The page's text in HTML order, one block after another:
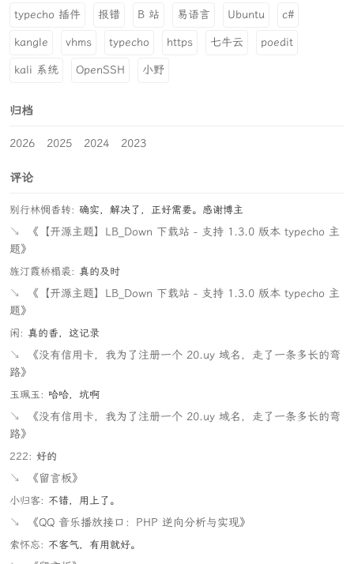
typecho 插件 报错 B 站 易语言 Ubuntu c#
kangle vhms typecho https 七牛云 poedit
kali 系统 OpenSSH 小野
归档
2026 2025 2024 2023
评论
别行林惆香转: 确实，解决了，正好需要。感谢博主
↘
《【开源主题】LB_Down 下载站 - 支持 1.3.0 版本 typecho 主
题》
旌汀霞桥榻裘: 真的及时
↘
《【开源主题】LB_Down 下载站 - 支持 1.3.0 版本 typecho 主
题》
闲: 真的香，这记录
↘
《没有信用卡，我为了注册一个 20.uy 域名，走了一条多长的弯
路》
玉珮玉: 哈哈，坑啊
↘
《没有信用卡，我为了注册一个 20.uy 域名，走了一条多长的弯
路》
222: 好的
↘ 《留言板》
小归客: 不错，用上了。
↘ 《QQ 音乐播放接口：PHP 逆向分析与实现》
索怀忘: 不客气，有用就好。